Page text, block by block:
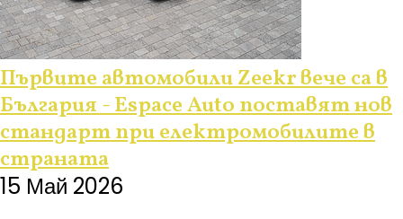
Първите автомобили Zeekr вече са в
България - Еspace Auto поставят нов
стандарт при електромобилите в
страната
15 Май 2026